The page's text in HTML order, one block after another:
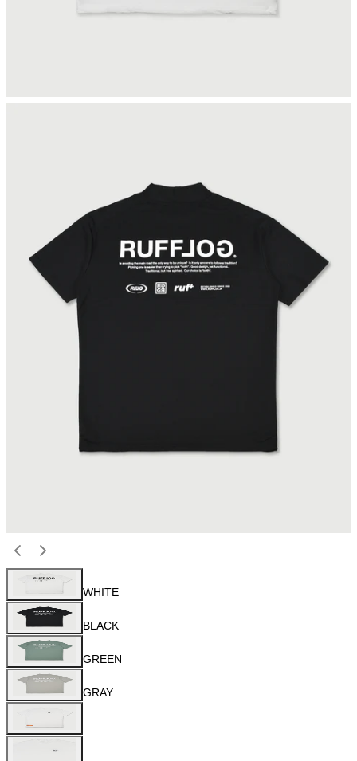
WHITE
BLACK
GREEN
GRAY